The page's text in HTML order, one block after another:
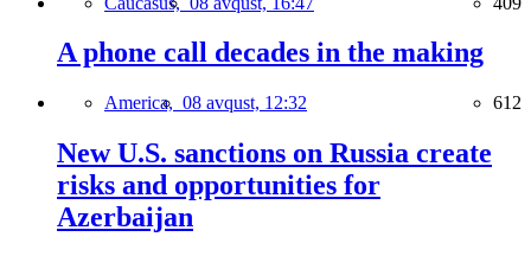
A phone call decades in the making
America, 08 avqust, 12:32 612
New U.S. sanctions on Russia create
risks and opportunities for
Azerbaijan